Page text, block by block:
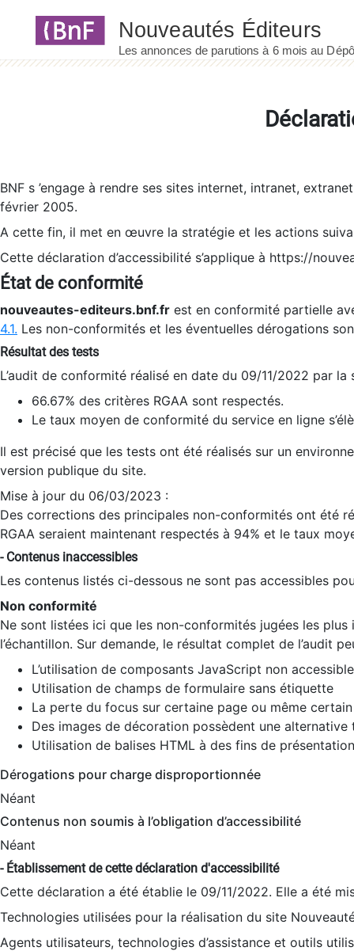
BNF s ’engage à rendre ses sites internet, intranet,
février 2005.
A cette fin, il met en œuvre la stratégie et les actions
Cette déclaration d’accessibilité s’applique à https://
État de conformité
nouveautes-editeurs.bnf.fr est en conformité partielle
4.1. Les non-conformités et les éventuelles dérogations
Résultat des tests
L’audit de conformité réalisé en date du 09/11/2022 par
66.67% des critères RGAA sont respectés.
Le taux moyen de conformité du service en ligne
Il est précisé que les tests ont été réalisés sur un
version publique du site.
Mise à jour du 06/03/2023 :
Des corrections des principales non-conformités ont été
RGAA seraient maintenant respectés à 94% et le taux
- Contenus inaccessibles
Les contenus listés ci-dessous ne sont pas accessibles
Non conformité
Ne sont listées ici que les non-conformités jugées les
l’échantillon. Sur demande, le résultat complet de l’audit
L’utilisation de composants JavaScript non
Utilisation de champs de formulaire sans étiquette
La perte du focus sur certaine page ou même
Des images de décoration possèdent une alternative
Utilisation de balises HTML à des fins de
Dérogations pour charge disproportionnée
Néant
Contenus non soumis à l’obligation d’accessibilité
Néant
- Établissement de cette déclaration d'accessibilité
Cette déclaration a été établie le 09/11/2022. Elle a été
Technologies utilisées pour la réalisation du site
Agents utilisateurs, technologies d’assistance et outils